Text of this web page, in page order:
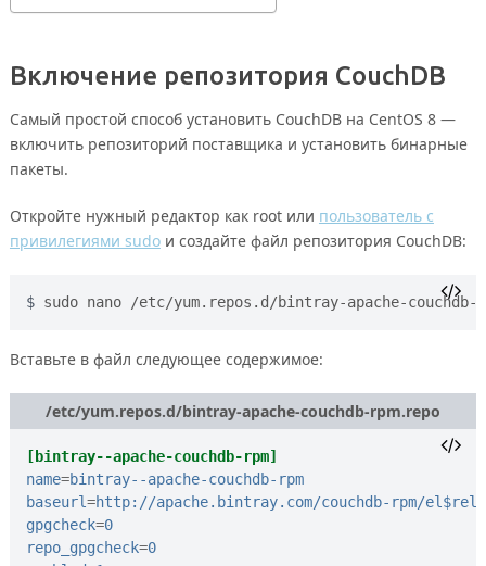
Включение репозитория CouchDB
Самый простой способ установить CouchDB на CentOS 8 —
включить репозиторий поставщика и установить бинарные
пакеты.
Откройте нужный редактор как root или пользователь с
привилегиями sudoи создайте файл репозитория CouchDB:
sudo nano /etc/yum.repos.d/bintray-apache-couchdb-
Вставьте в файл следующее содержимое:
/etc/yum.repos.d/bintray-apache-couchdb-rpm.repo
[bintray--apache-couchdb-rpm]
name=bintray--apache-couchdb-rpm
baseurl=http://apache.bintray.com/couchdb-rpm/
gpgcheck=0
repo_gpgcheck=0